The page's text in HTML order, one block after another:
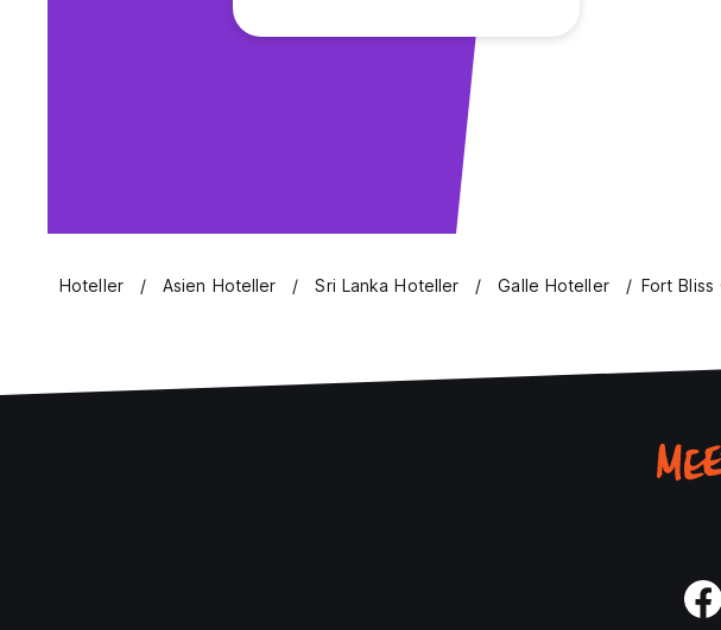
Hoteller Asien Hoteller Sri Lanka Hoteller Galle Hoteller Fort Bliss